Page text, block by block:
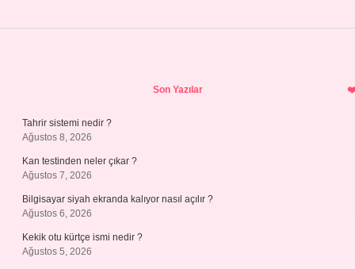
Son Yazılar
Tahrir sistemi nedir ?
Ağustos 8, 2026
Kan testinden neler çıkar ?
Ağustos 7, 2026
Bilgisayar siyah ekranda kalıyor nasıl açılır ?
Ağustos 6, 2026
Kekik otu kürtçe ismi nedir ?
Ağustos 5, 2026